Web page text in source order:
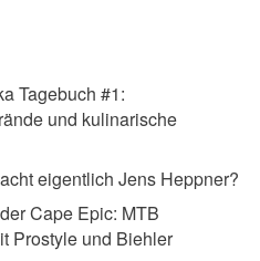
Tagebuch #1:
und kulinarische
eigentlich Jens Heppner?
Cape Epic: MTB
Prostyle und Biehler